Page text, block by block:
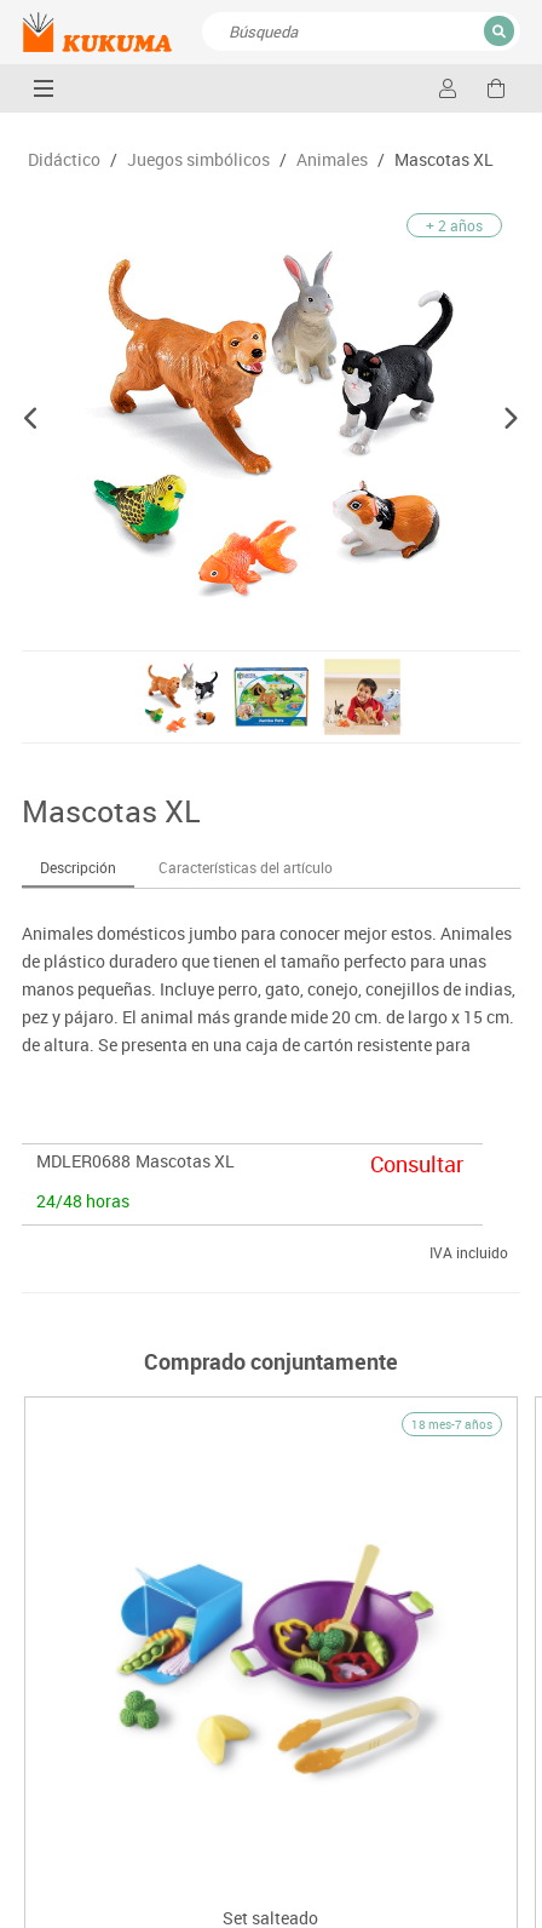
CERRAR
Didáctico / Juegos simbólicos / Animales / Mascotas XL
+ 2 años
Mascotas XL
Descripción Características del artículo
Animales domésticos jumbo para conocer mejor estos. Animales
de plástico duradero que tienen el tamaño perfecto para unas
manos pequeñas. Incluye perro, gato, conejo, conejillos de indias,
pez y pájaro. El animal más grande mide 20 cm. de largo x 15 cm.
de altura. Se presenta en una caja de cartón resistente para
MDLER0688 Mascotas XL
24/48 horas
Consultar
IVA incluido
Comprado conjuntamente
18 mes-7 años
Set salteado